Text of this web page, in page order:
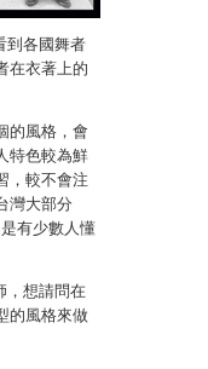
到各國舞者
在衣著上的
的風格，會
特色較為鮮
，較不會注
灣大部分
有少數人懂
，想請問在
的風格來做